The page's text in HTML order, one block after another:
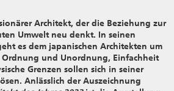
Architekt, der die Beziehung zur
Umwelt neu denkt. In seinen
es dem japanischen Architekten um
Ordnung und Unordnung, Einfachheit
Grenzen sollen sich in seiner
Anlässlich der Auszeichnung